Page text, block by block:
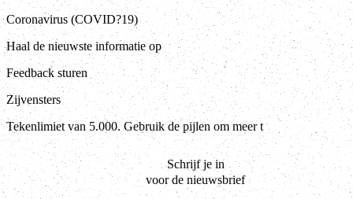
Coronavirus (COVID?19)
Haal de nieuwste informatie op
Feedback sturen
Zijvensters
Tekenlimiet van 5.000. Gebruik de pijlen om meer t
Schrijf je in
voor de nieuwsbrief